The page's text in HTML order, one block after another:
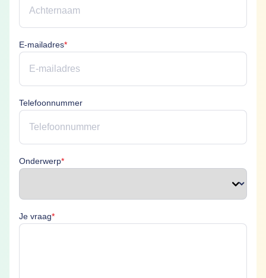
E-mailadres*E-mailadres is verplicht
Telefoonnummer
Onderwerp*Onderwerp is verplicht
Je vraag*Je vraag is verplicht